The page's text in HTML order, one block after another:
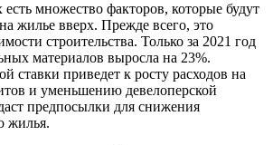
множество факторов, которые будут
жилье вверх. Прежде всего, это
строительства. Только за 2021 год
материалов выросла на 23%.
ставки приведет к росту расходов на
и уменьшению девелоперской
предпосылки для снижения
жилья.